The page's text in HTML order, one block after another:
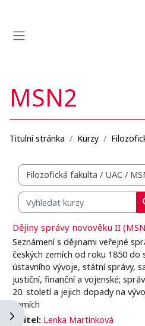
Otevřít panel bloku
MSN2
Titulní stránka Kurzy
Organizační struktura kurzů
Vyhledat kurzy
Dějiny správy novověku II
Seznámení s dějinami veřejné
českých zemích od roku 1850 do
ústavního vývoje, státní správy,
justiční, finanční a vojenské;
20. století a jejich dopady na
zemích
Učitel: Lenka Martínková